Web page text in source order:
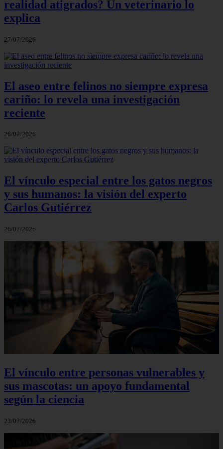
realidad atigrados? Un veterinario lo
explica
27/07/2026
El aseo entre felinos no siempre expresa
cariño: lo revela una investigación
reciente
26/07/2026
El vínculo especial entre los gatos negros
y sus humanos: la visión del experto
Carlos Gutiérrez
26/07/2026
El vínculo entre personas vulnerables y
sus mascotas: un apoyo fundamental
según la ciencia
23/07/2026